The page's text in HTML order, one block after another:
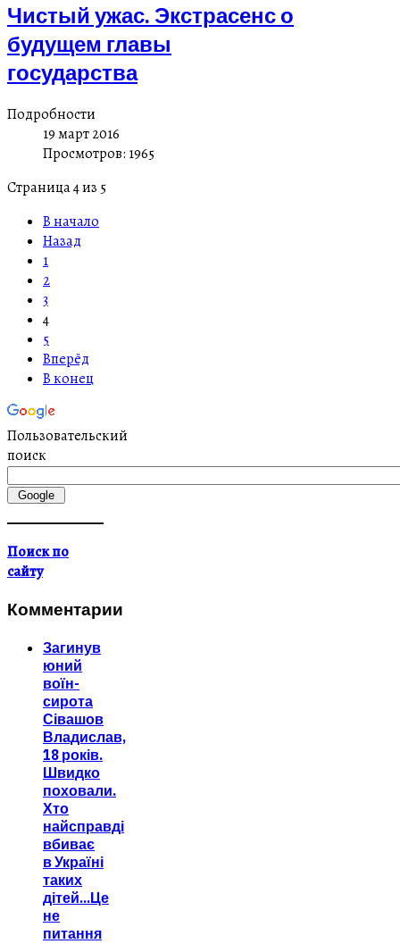
Чистый ужас. Экстрасенс о
будущем главы
государства
Подробности
19 март 2016
Просмотров: 1965
Страница 4 из 5
В начало
Назад
1
2
3
4
5
Вперёд
В конец
Пользовательский
поиск
Поиск по
сайту
Комментарии
Загинув
юний
воїн-
сирота
Сівашов
Владислав,
18 років.
Швидко
поховали.
Хто
найсправді
вбиває
в Україні
таких
дітей...Це
не
питання